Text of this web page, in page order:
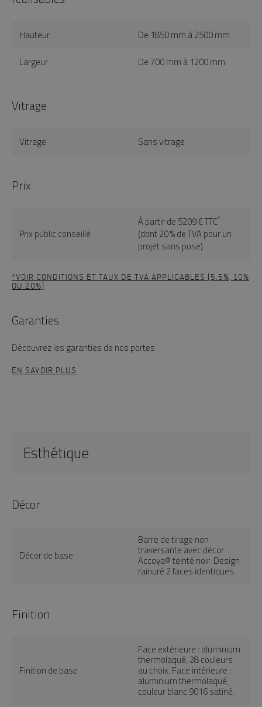
Hauteur
De 1850 mm à 2500 mm
Largeur
De 700 mm à 1200 mm
Vitrage
Vitrage Sans vitrage
Prix
Prix public conseillé
À partir de 5209 € TTC*
(dont 20 % de TVA pour un
projet sans pose).
*VOIR CONDITIONS ET TAUX DE TVA APPLICABLES (5.5%, 10%
OU 20%)
Garanties
Découvrez les garanties de nos portes
EN SAVOIR PLUS
Esthétique
Décor
Décor de base
Barre de tirage non
traversante avec décor
Accoya® teinté noir. Design
rainuré 2 faces identiques.
Finition
Finition de base
Face extérieure : aluminium
thermolaqué, 28 couleurs
au choix. Face intérieure :
aluminium thermolaqué,
couleur blanc 9016 satiné.